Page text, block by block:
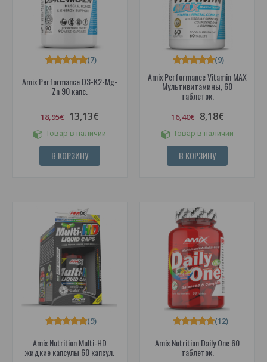
Amix Performance D3-K2-Mg-
Zn 90 капс.
(7)
18,95€ 13,13€
Товар в наличии
В КОРЗИНУ
Amix Performance Vitamin MAX
Мультивитамины, 60
таблеток.
(9)
16,40€ 8,18€
Товар в наличии
В КОРЗИНУ
Amix Nutrition Multi-HD
жидкие капсулы 60 капсул.
(9)
Amix Nutrition Daily One 60
таблеток.
(12)